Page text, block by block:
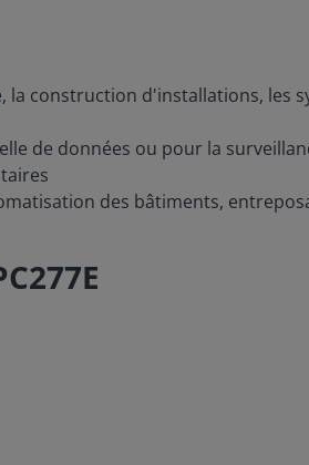
construction d'installations, les
de données ou pour la
des bâtiments,